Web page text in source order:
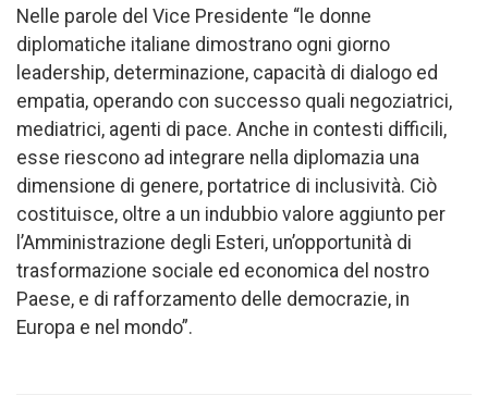
Nelle parole del Vice Presidente “le donne
diplomatiche italiane dimostrano ogni giorno
leadership, determinazione, capacità di dialogo ed
empatia, operando con successo quali negoziatrici,
mediatrici, agenti di pace. Anche in contesti difficili,
esse riescono ad integrare nella diplomazia una
dimensione di genere, portatrice di inclusività. Ciò
costituisce, oltre a un indubbio valore aggiunto per
l’Amministrazione degli Esteri, un’opportunità di
trasformazione sociale ed economica del nostro
Paese, e di rafforzamento delle democrazie, in
Europa e nel mondo”.